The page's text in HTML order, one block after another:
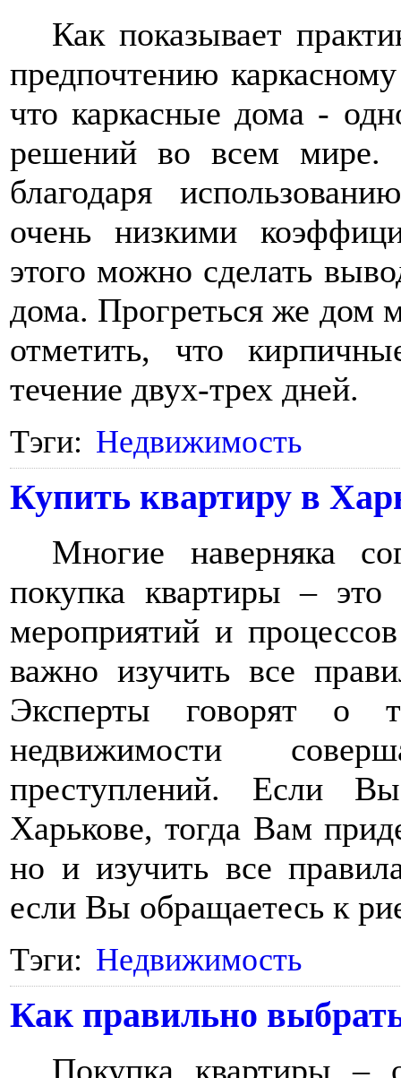
Как показывает
предпочтению
что каркасные дома -
решений во всем мире.
благодаря
очень низкими
этого можно сделать
дома. Прогреться же дом
отметить, что
течение двух-трех дней.
Тэги: Недвижимость
Купить квартиру в
Многие наверняка
покупка квартиры –
мероприятий и
важно изучить все
Эксперты говорят о
недвижимости
преступлений. Если
Харькове, тогда Вам
но и изучить все
если Вы обращаетесь к
Тэги: Недвижимость
Как правильно
Покупка квартиры –